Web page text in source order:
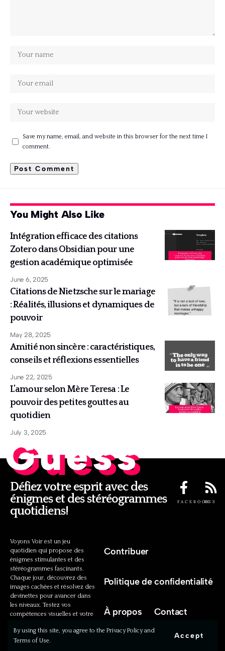
By using this site, you agree to the Privacy Policy and
Terms of Use.
Accept
Save my name, email, and website in this browser for the next time I
comment.
You Might Also Like
Intégration efficace des citations
Zotero dans Obsidian pour une
gestion académique optimisée
June 6, 2025
Citations de Nietzsche sur le mariage
: Réalités, illusions et dynamiques de
pouvoir
May 28, 2025
Amitié non sincère : caractéristiques,
conseils et réflexions essentielles
June 22, 2025
L’amour selon Mère Teresa : Le
pouvoir des petites gouttes au
quotidien
July 3, 2025
Guess
Défiez votre esprit avec des
énigmes et des stéréogrammes
quotidiens!
FACEBOOKRSS
Voyons Voir est un jeu
quotidien qui propose des
énigmes stimulantes et des
stéréogrammes fascinants.
Chaque jour, découvrez des
images cachées et résolvez des
devinettes pour avancer dans
les niveaux. Testez vos
compétences visuelles et votre
défis uniques!
Contribuer
Politique de confidentialité
À propos Contact